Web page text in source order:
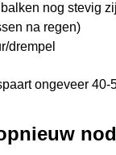
nog stevig
na regen)
drempel
ongeveer